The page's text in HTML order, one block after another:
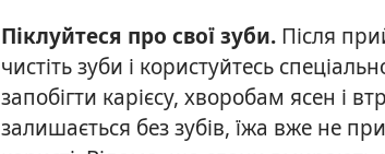
Піклуйтеся про свої зуби. Після
чистіть зуби і користуйтесь
запобігти карієсу, хворобам ясен і
залишається без зубів, їжа вже не